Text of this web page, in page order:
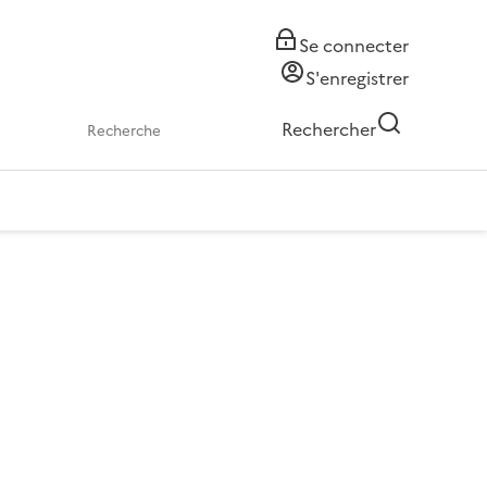
Se connecter
S'enregistrer
Rechercher